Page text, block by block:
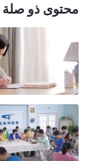
محتوى ذو صلة